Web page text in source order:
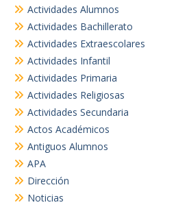
Actividades Alumnos
Actividades Bachillerato
Actividades Extraescolares
Actividades Infantil
Actividades Primaria
Actividades Religiosas
Actividades Secundaria
Actos Académicos
Antiguos Alumnos
APA
Dirección
Noticias